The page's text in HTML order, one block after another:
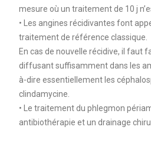
mesure où un traitement de 10 j
• Les angines récidivantes font
traitement de référence classique.
En cas de nouvelle récidive, il faut
diffusant suffisamment dans les
à-dire essentiellement les
clindamycine.
• Le traitement du phlegmon
antibiothérapie et un drainage